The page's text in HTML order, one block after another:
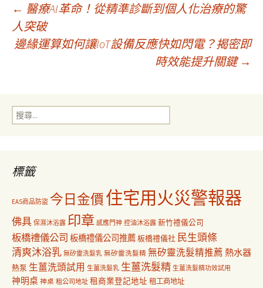
文
章
覽
← 醫療AI革命！從精準診斷到個人化治療的驚
人突破
邊緣運算如何讓IoT設備反應快如閃電？揭密即
時效能提升關鍵 →
搜
尋
標籤
EAS商品防盜 今日金價住宅用火災警報器
佛具 保濕沐浴露 印章 感應門神 控油沐浴露 新竹禮儀公司
板橋禮儀公司 板橋禮儀公司推薦板橋禮儀社 民生頭條
清爽沐浴乳 無矽靈洗髮乳 無矽靈洗髮精 無矽靈洗髮精推薦 熱水器
熱泵 生薑洗頭試用 生薑洗髮乳 生薑洗髮精 生薑洗髮精功效試用
神明桌 神桌 租公司地址 租商業登記地址 租工商地址